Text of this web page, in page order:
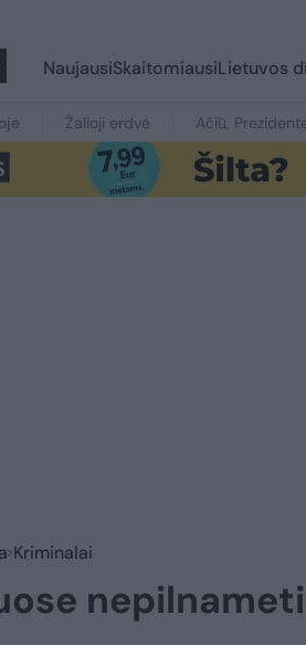
NaujausiSkaitomiausiLietuvos
Žalioji erdvė Ačiū,
Kriminalai